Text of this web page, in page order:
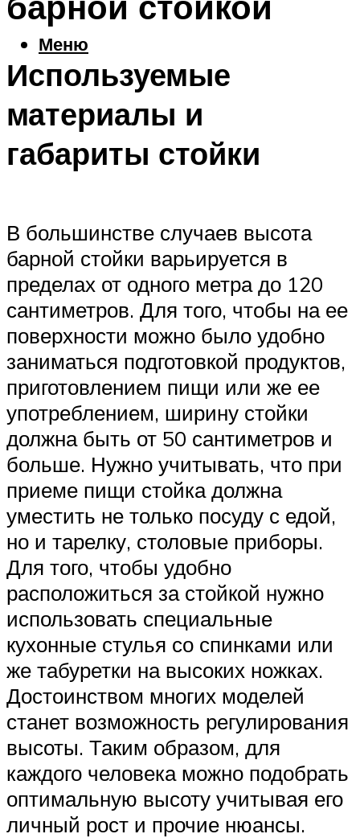
Меню
Используемые
материалы и
габариты стойки
В большинстве случаев высота
барной стойки варьируется в
пределах от одного метра до 120
сантиметров. Для того, чтобы на ее
поверхности можно было удобно
заниматься подготовкой продуктов,
приготовлением пищи или же ее
употреблением, ширину стойки
должна быть от 50 сантиметров и
больше. Нужно учитывать, что при
приеме пищи стойка должна
уместить не только посуду с едой,
но и тарелку, столовые приборы.
Для того, чтобы удобно
расположиться за стойкой нужно
использовать специальные
кухонные стулья со спинками или
же табуретки на высоких ножках.
Достоинством многих моделей
станет возможность регулирования
высоты. Таким образом, для
каждого человека можно подобрать
оптимальную высоту учитывая его
личный рост и прочие нюансы.